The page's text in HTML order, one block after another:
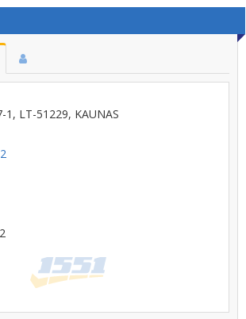
1, LT-51229, KAUNAS